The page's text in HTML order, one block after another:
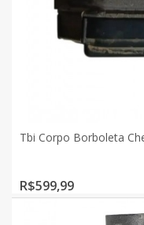
Tbi Corpo Borboleta
R$599,99